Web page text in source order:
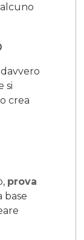
si
crea
prova
base